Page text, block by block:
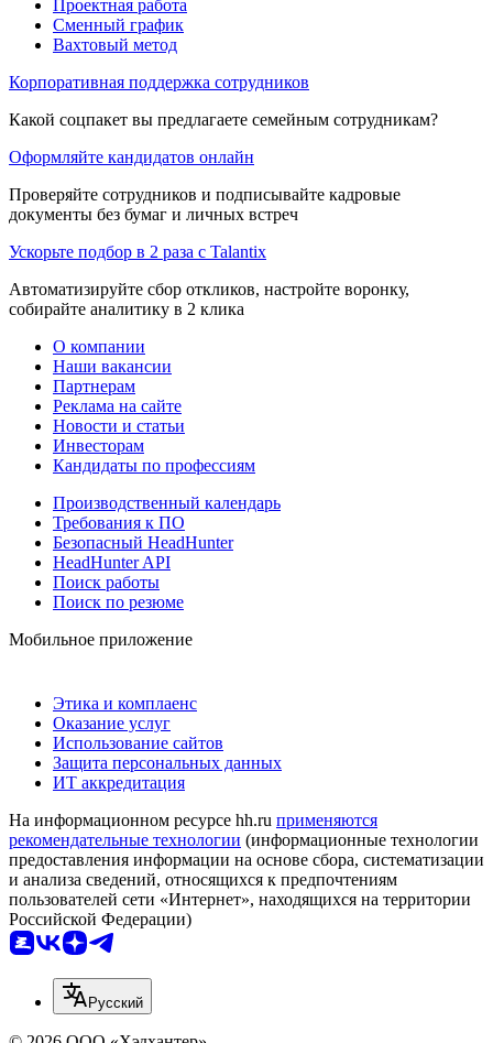
Проектная работа
Сменный график
Вахтовый метод
Корпоративная поддержка сотрудников
Какой соцпакет вы предлагаете семейным сотрудникам?
Оформляйте кандидатов онлайн
Проверяйте сотрудников и подписывайте кадровые
документы без бумаг и личных встреч
Ускорьте подбор в 2 раза с Talantix
Автоматизируйте сбор откликов, настройте воронку,
собирайте аналитику в 2 клика
О компании
Наши вакансии
Партнерам
Реклама на сайте
Новости и статьи
Инвесторам
Кандидаты по профессиям
Производственный календарь
Требования к ПО
Безопасный HeadHunter
HeadHunter API
Поиск работы
Поиск по резюме
Мобильное приложение
Этика и комплаенс
Оказание услуг
Использование сайтов
Защита персональных данных
ИТ аккредитация
На информационном ресурсе hh.ru применяются
рекомендательные технологии (информационные технологии
предоставления информации на основе сбора, систематизации
и анализа сведений, относящихся к предпочтениям
пользователей сети «Интернет», находящихся на территории
Российской Федерации)
Русский